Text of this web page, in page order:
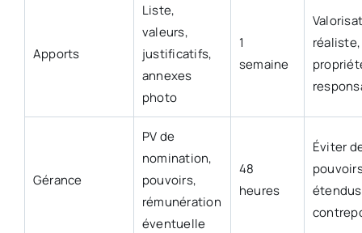
Apports
Liste,
valeurs,
justificatifs,
annexes
photo
1
semaine
réaliste,
Gérance
PV de
nomination,
pouvoirs,
rémunération
éventuelle
48
heures
Éviter